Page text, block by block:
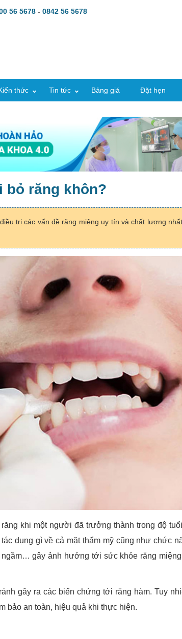
56 5678 -0842 56 5678
thức Tin tức Bảng giá Đặt hẹn
bỏ răng khôn?
trị các vấn đề răng miệng uy tín và chất lượng nhất,
khi một người đã trưởng thành trong độ
dụng gì về cả mặt thẩm mỹ cũng như chức
gây ảnh hưởng tới sức khỏe răng
gây ra các biến chứng tới răng hàm. Tuy
bảo an toàn, hiệu quả khi thực hiện.